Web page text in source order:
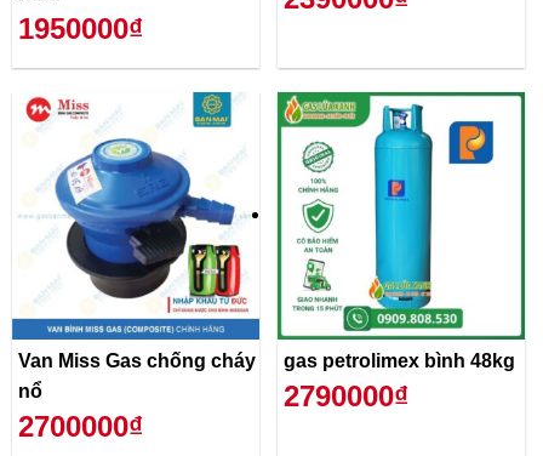
1950000₫
Van Miss Gas chống cháy
nổ
2700000₫
gas petrolimex bình 48kg
2790000₫